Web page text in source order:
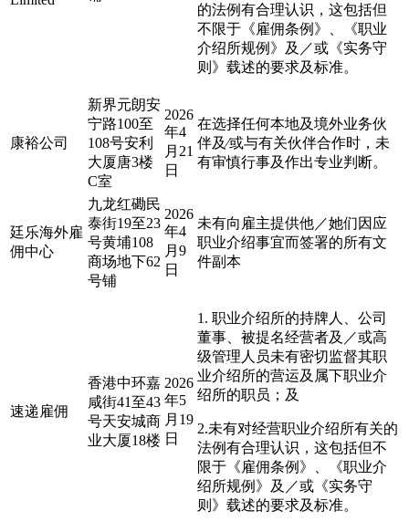
的法例有合理认识，这包括但
不限于《雇佣条例》、《职业
介绍所规例》及／或《实务守
则》载述的要求及标准。
康裕公司
新界元朗安
宁路100至
108号安利
大厦唐3楼
C室
2026
年4
月21
日
在选择任何本地及境外业务伙
伴及∕或与有关伙伴合作时，未
有审慎行事及作出专业判断。
廷乐海外雇
佣中心
九龙红磡民
泰街19至23
号黄埔108
商场地下62
号铺
2026
年4
月9
日
未有向雇主提供他／她们因应
职业介绍事宜而签署的所有文
件副本
速递雇佣
香港中环嘉
咸街41至43
号天安城商
业大厦18楼
2026
年5
月19
日
1. 职业介绍所的持牌人、公司
董事、被提名经营者及／或高
级管理人员未有密切监督其职
业介绍所的营运及属下职业介
绍所的职员；及
2.未有对经营职业介绍所有关的
法例有合理认识，这包括但不
限于《雇佣条例》、《职业介
绍所规例》及／或《实务守
则》载述的要求及标准。